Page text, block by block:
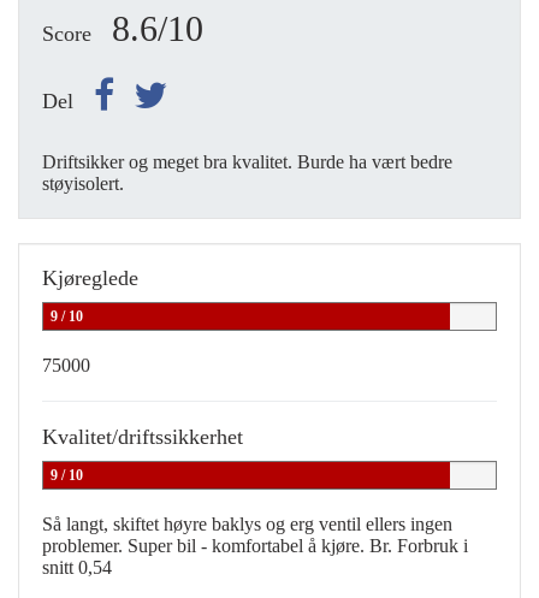
Score 8.6/10
Del
Driftsikker og meget bra kvalitet. Burde ha vært bedre
støyisolert.
Kjøreglede
9 / 10
75000
Kvalitet/driftssikkerhet
9 / 10
Så langt, skiftet høyre baklys og erg ventil ellers ingen
problemer. Super bil - komfortabel å kjøre. Br. Forbruk i
snitt 0,54